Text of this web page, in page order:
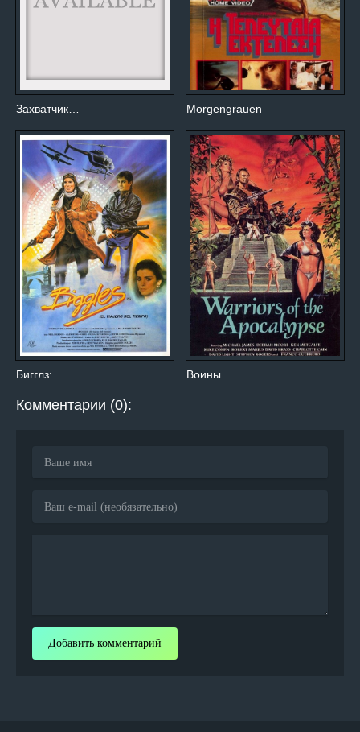
Захватчик… Morgengrauen
Бигглз:… Воины…
Комментарии (0):
Добавить комментарий